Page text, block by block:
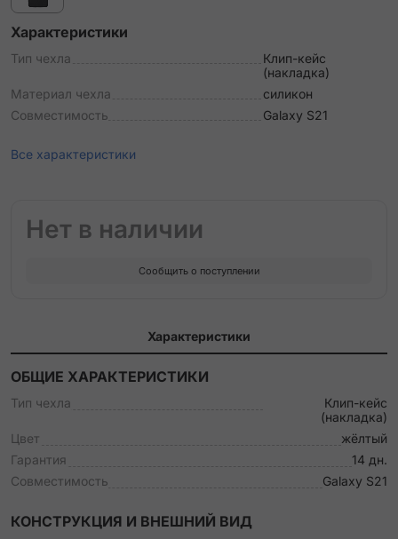
Характеристики
Тип чехла
Клип-кейс
(накладка)
Материал чехла
силикон
Совместимость
Galaxy S21
Все характеристики
Нет в наличии
Сообщить о поступлении
Характеристики
ОБЩИЕ ХАРАКТЕРИСТИКИ
Тип чехла
Клип-кейс
(накладка)
Цвет
жёлтый
Гарантия
14 дн.
Совместимость
Galaxy S21
КОНСТРУКЦИЯ И ВНЕШНИЙ ВИД